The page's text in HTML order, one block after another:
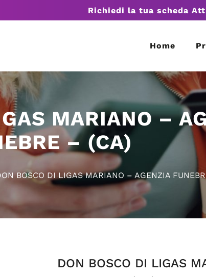
Richiedi la tua scheda
Home
MARIANO –
– (CA)
BOSCO DI LIGAS MARIANO – AGENZIA
DON BOSCO DI LIGAS